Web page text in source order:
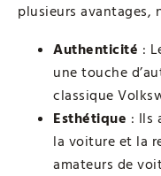
plusieurs avantages,
Authenticité :
une touche
classique
Esthétique : Ils
la voiture et la
amateurs de